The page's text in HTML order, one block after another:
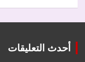
أحدث التعليقات